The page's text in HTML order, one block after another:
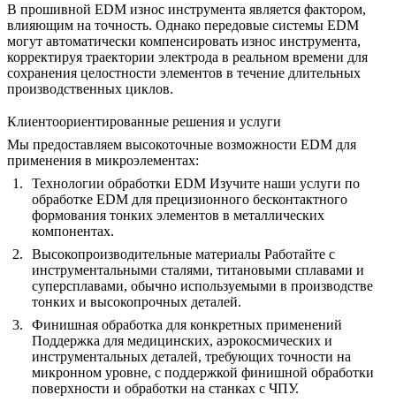
В прошивной EDM износ инструмента является фактором,
влияющим на точность. Однако передовые системы EDM
могут автоматически компенсировать износ инструмента,
корректируя траектории электрода в реальном времени для
сохранения целостности элементов в течение длительных
производственных циклов.
Клиентоориентированные решения и услуги
Мы предоставляем высокоточные возможности EDM для
применения в микроэлементах:
Технологии обработки EDM Изучите наши услуги по
обработке EDM для прецизионного бесконтактного
формования тонких элементов в металлических
компонентах.
Высокопроизводительные материалы Работайте с
инструментальными сталями, титановыми сплавами и
суперсплавами, обычно используемыми в производстве
тонких и высокопрочных деталей.
Финишная обработка для конкретных применений
Поддержка для медицинских, аэрокосмических и
инструментальных деталей, требующих точности на
микронном уровне, с поддержкой финишной обработки
поверхности и обработки на станках с ЧПУ.